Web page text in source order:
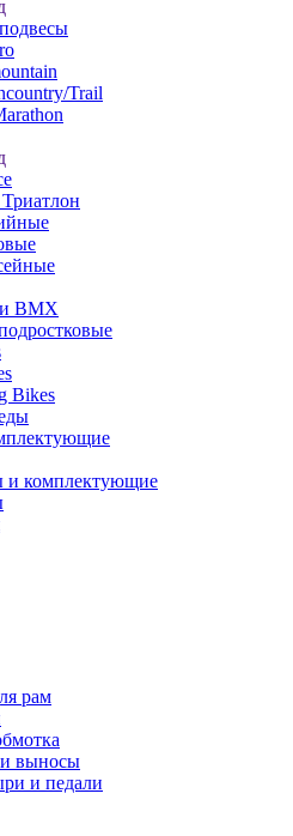
Trail
BMX
Bikes
и комплектующие
рам
и выносы
и педали